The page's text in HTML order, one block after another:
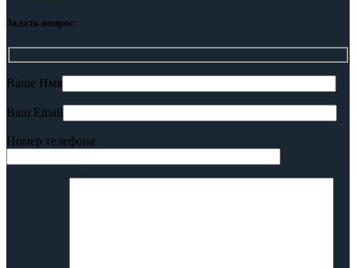
Задать вопрос:
Ваше Имя
Ваш Email
Номер телефона